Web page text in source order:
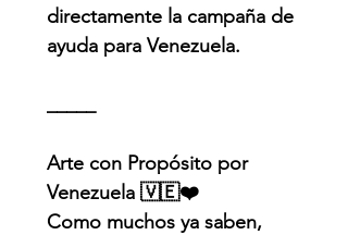
directamente la campaña de
ayuda para Venezuela.
Arte con Propósito por
Venezuela 🇻🇪❤️
Como muchos ya saben,